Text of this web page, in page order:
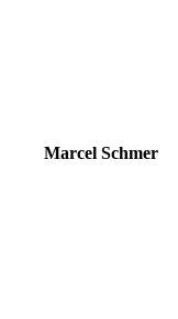
Marcel Schmer